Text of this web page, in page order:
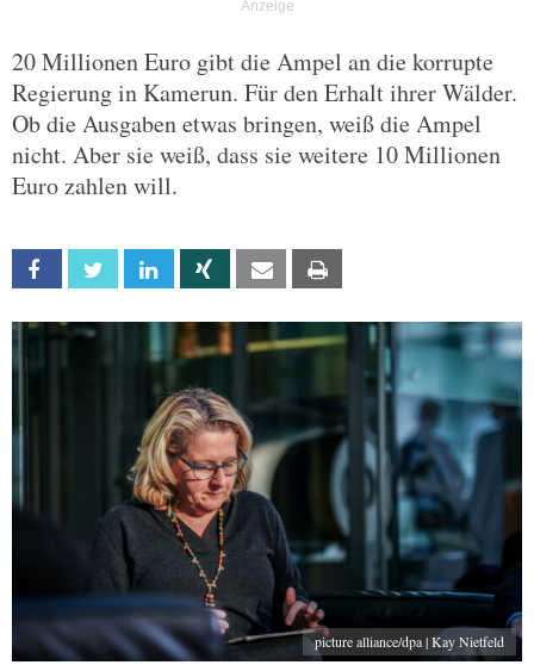
20 Millionen Euro gibt die Ampel an die korrupte
Regierung in Kamerun. Für den Erhalt ihrer Wälder.
Ob die Ausgaben etwas bringen, weiß die Ampel
nicht. Aber sie weiß, dass sie weitere 10 Millionen
Euro zahlen will.
Facebook Twitter Linkedin Xing Email
picture alliance/dpa | Kay Nietfeld